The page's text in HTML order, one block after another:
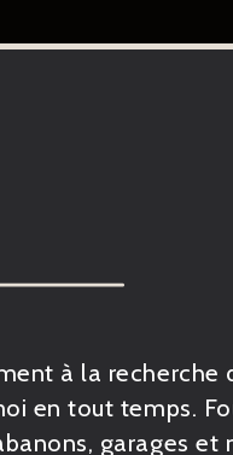
à la recherche
en tout temps.
garages